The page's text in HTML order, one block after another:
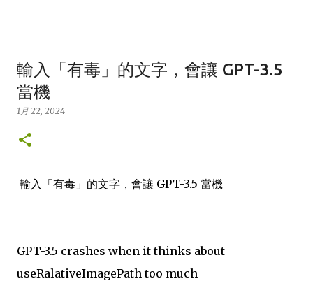
輸入「有毒」的文字，會讓 GPT-3.5
當機
1月 22, 2024
輸入「有毒」的文字，會讓 GPT-3.5 當機
GPT-3.5 crashes when it thinks about
useRalativeImagePath too much